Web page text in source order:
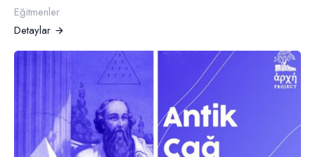
Eğitmenler
Detaylar